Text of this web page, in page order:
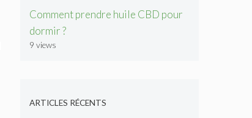
Comment prendre huile CBD pour
dormir ?
9 views
ARTICLES RÉCENTS